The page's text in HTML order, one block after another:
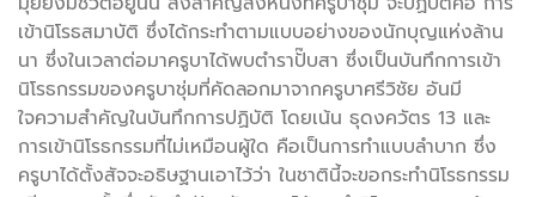
เข้านิโรธสมาบัติ ซึ่งได้กระทำตามแบบอย่างของนักบุญแห่งล้าน
นา ซึ่งในเวลาต่อมาครูบาได้พบตำราปั๊บสา ซึ่งเป็นบันทึกการเข้า
นิโรธกรรมของครูบาชุ่มที่คัดลอกมาจากครูบาศรีวิชัย อันมี
ใจความสำคัญในบันทึกการปฏิบัติ โดยเน้น ธุดงควัตร 13 และ
การเข้านิโรธกรรมที่ไม่เหมือนผู้ใด คือเป็นการทำแบบลำบาก ซึ่ง
ครูบาได้ตั้งสัจจะอธิษฐานเอาไว้ว่า ในชาตินี้จะขอกระทำนิโรธกรรม